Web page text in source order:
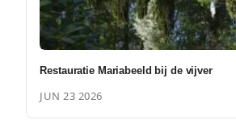
Restauratie Mariabeeld bij de vijver
JUN 23 2026